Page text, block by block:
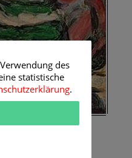
des
statistische
.